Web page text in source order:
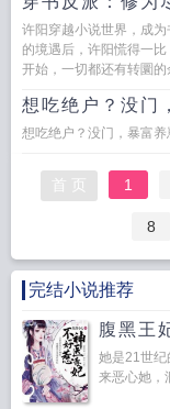
许阳穿越小说世界，成
的境遇后，许阳慌得一
开始，一切都还有转圜
想吃绝户？没门
想吃绝户？没门，暴富
首 页 1
8
完结小说推荐
腹黑王
她是21世纪
来恶心她，